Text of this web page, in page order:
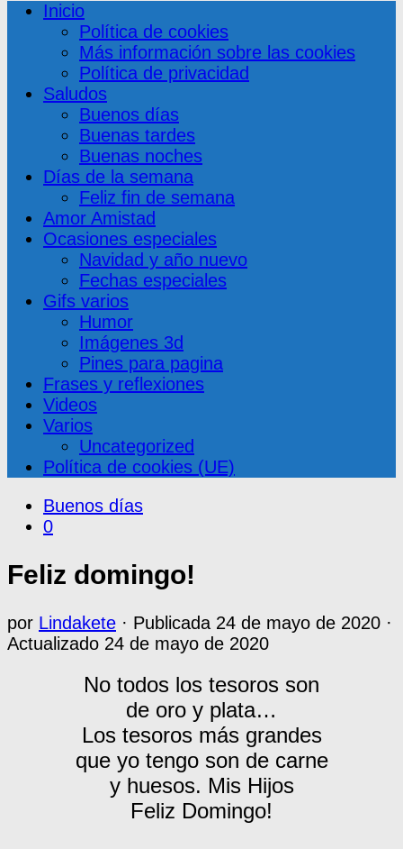
Inicio
Política de cookies
Más información sobre las cookies
Política de privacidad
Saludos
Buenos días
Buenas tardes
Buenas noches
Días de la semana
Feliz fin de semana
Amor Amistad
Ocasiones especiales
Navidad y año nuevo
Fechas especiales
Gifs varios
Humor
Imágenes 3d
Pines para pagina
Frases y reflexiones
Videos
Varios
Uncategorized
Política de cookies (UE)
Buenos días
0
Feliz domingo!
por Lindakete · Publicada 24 de mayo de 2020 ·
Actualizado 24 de mayo de 2020
No todos los tesoros son
de oro y plata…
Los tesoros más grandes
que yo tengo son de carne
y huesos. Mis Hijos
Feliz Domingo!